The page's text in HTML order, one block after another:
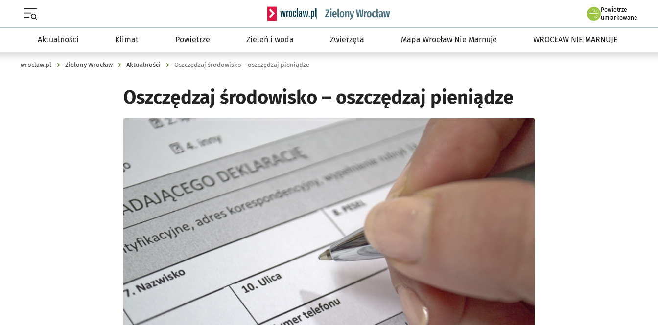
Serwis informacyjny wroclaw.pl podserwis: Środowisko we Wrocławiu
Powietrze
we Wrocławiu
umiarkowane
Aktualności Klimat Powietrze Zieleń i woda Zwierzęta Mapa Wrocław Nie Marnuje WROCŁAW NIE MARNUJE
wroclaw.pl Zielony Wrocław Aktualności Oszczędzaj środowisko – oszczędzaj pieniądze
Oszczędzaj środowisko – oszczędzaj pieniądze
Kliknij, aby powiększyć